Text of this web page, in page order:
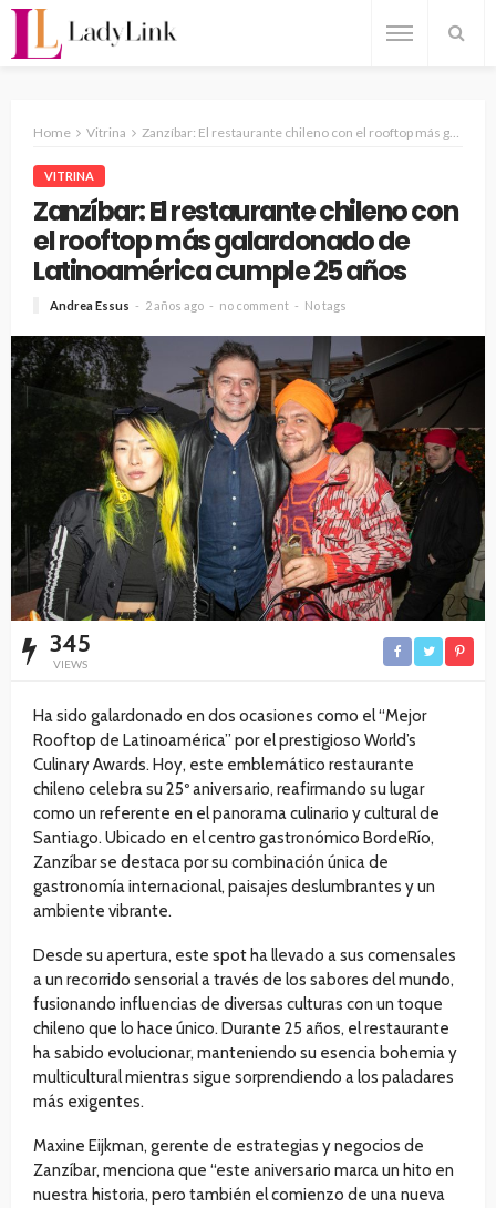
Home Vitrina Zanzíbar: El restaurante chileno con el rooftop más galardonado de Latinoamérica cumple 25 años
VITRINA
Zanzíbar: El restaurante chileno con
el rooftop más galardonado de
Latinoamérica cumple 25 años
Andrea Essus 2 años ago no comment No tags
345
VIEWS
Ha sido galardonado en dos ocasiones como el “Mejor
Rooftop de Latinoamérica” por el prestigioso World’s
Culinary Awards. Hoy, este emblemático restaurante
chileno celebra su 25º aniversario, reafirmando su lugar
como un referente en el panorama culinario y cultural de
Santiago. Ubicado en el centro gastronómico BordeRío,
Zanzíbar se destaca por su combinación única de
gastronomía internacional, paisajes deslumbrantes y un
ambiente vibrante.
Desde su apertura, este spot ha llevado a sus comensales
a un recorrido sensorial a través de los sabores del mundo,
fusionando influencias de diversas culturas con un toque
chileno que lo hace único. Durante 25 años, el restaurante
ha sabido evolucionar, manteniendo su esencia bohemia y
multicultural mientras sigue sorprendiendo a los paladares
más exigentes.
Maxine Eijkman, gerente de estrategias y negocios de
Zanzíbar, menciona que “este aniversario marca un hito en
nuestra historia, pero también el comienzo de una nueva